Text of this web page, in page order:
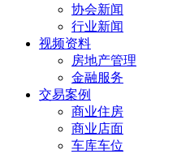
协会新闻
行业新闻
视频资料
房地产管理
金融服务
交易案例
商业住房
商业店面
车库车位